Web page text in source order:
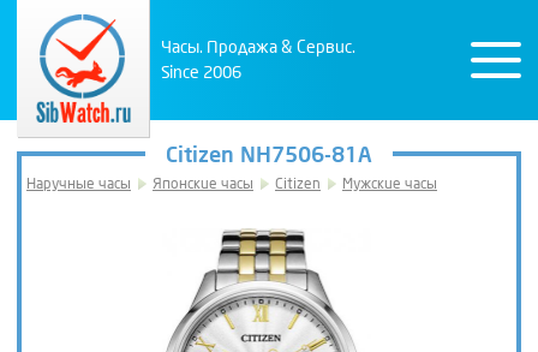
Часы. Продажа & Сервис.
Since 2006
Citizen NH7506-81A
Наручные часы Японские часы Citizen Мужские часы